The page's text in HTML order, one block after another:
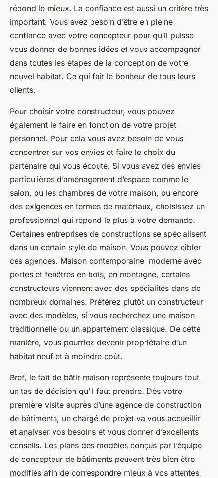
répond le mieux. La confiance est aussi un critère très
important. Vous avez besoin d’être en pleine
confiance avec votre concepteur pour qu’il puisse
vous donner de bonnes idées et vous accompagner
dans toutes les étapes de la conception de votre
nouvel habitat. Ce qui fait le bonheur de tous leurs
clients.
Pour choisir votre constructeur, vous pouvez
également le faire en fonction de votre projet
personnel. Pour cela vous avez besoin de vous
concentrer sur vos envies et faire le choix du
partenaire qui vous écoute. Si vous avez des envies
particulières d’aménagement d’espace comme le
salon, ou les chambres de votre maison, ou encore
des exigences en termes de matériaux, choisissez un
professionnel qui répond le plus à votre demande.
Certaines entreprises de constructions se spécialisent
dans un certain style de maison. Vous pouvez cibler
ces agences. Maison contemporaine, moderne avec
portes et fenêtres en bois, en montagne, certains
constructeurs viennent avec des spécialités dans de
nombreux domaines. Préférez plutôt un constructeur
avec des modèles, si vous recherchez une maison
traditionnelle ou un appartement classique. De cette
manière, vous pourriez devenir propriétaire d’un
habitat neuf et à moindre coût.
Bref, le fait de bâtir maison représente toujours tout
un tas de décision qu’il faut prendre. Dès votre
première visite auprès d’une agence de construction
de bâtiments, un chargé de projet va vous accueillir
et analyser vos besoins et vous donner d’excellents
conseils. Les plans des modèles conçus par l’équipe
de concepteur de bâtiments peuvent très bien être
modifiés afin de correspondre mieux à vos attentes.